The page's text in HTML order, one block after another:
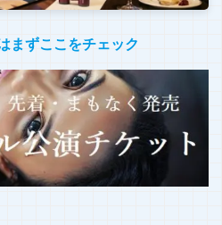
まずここをチェック